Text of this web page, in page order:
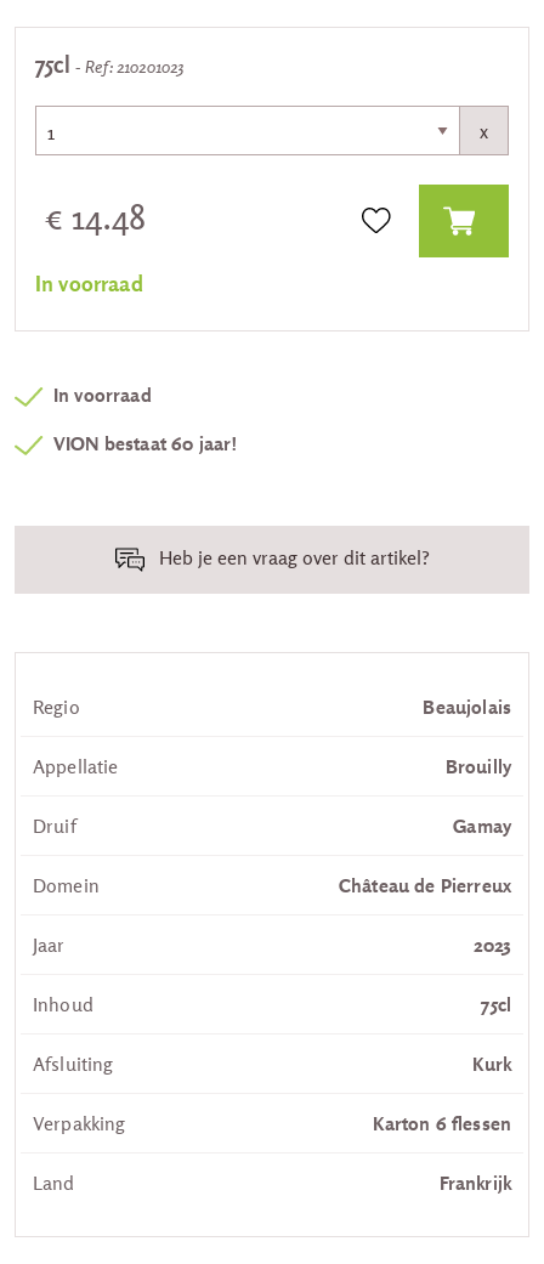
75cl - Ref: 210201023
x
€ 14.48
In voorraad
In voorraad
VION bestaat 60 jaar!
Heb je een vraag over dit artikel?
Regio Beaujolais
Appellatie Brouilly
Druif Gamay
Domein Château de Pierreux
Jaar 2023
Inhoud 75cl
Afsluiting Kurk
Verpakking Karton 6 flessen
Land Frankrijk